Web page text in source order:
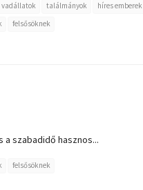
vadállatok találmányok híres emberek
felsősöknek
szabadidő hasznos...
felsősöknek